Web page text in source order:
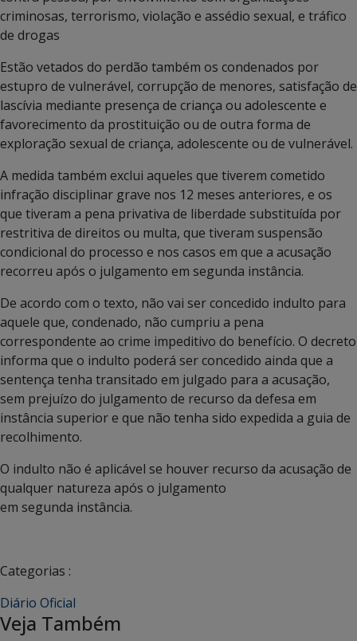
criminosas, terrorismo, violação e assédio sexual, e tráfico
de drogas
Estão vetados do perdão também os condenados por
estupro de vulnerável, corrupção de menores, satisfação de
lascívia mediante presença de criança ou adolescente e
favorecimento da prostituição ou de outra forma de
exploração sexual de criança, adolescente ou de vulnerável.
A medida também exclui aqueles que tiverem cometido
infração disciplinar grave nos 12 meses anteriores, e os
que tiveram a pena privativa de liberdade substituída por
restritiva de direitos ou multa, que tiveram suspensão
condicional do processo e nos casos em que a acusação
recorreu após o julgamento em segunda instância.
De acordo com o texto, não vai ser concedido indulto para
aquele que, condenado, não cumpriu a pena
correspondente ao crime impeditivo do benefício. O decreto
informa que o indulto poderá ser concedido ainda que a
sentença tenha transitado em julgado para a acusação,
sem prejuízo do julgamento de recurso da defesa em
instância superior e que não tenha sido expedida a guia de
recolhimento.
O indulto não é aplicável se houver recurso da acusação de
qualquer natureza após o julgamento
em segunda instância.
Categorias :
Diário Oficial
Veja Também